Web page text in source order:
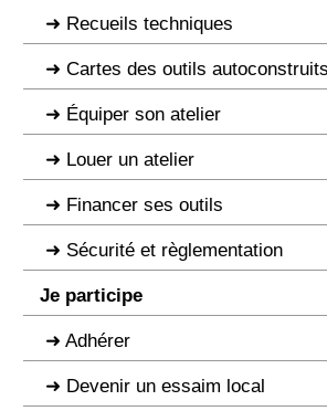
Recueils techniques
Cartes des outils autoconstruits
Équiper son atelier
Louer un atelier
Financer ses outils
Sécurité et règlementation
Je participe
Adhérer
Devenir un essaim local